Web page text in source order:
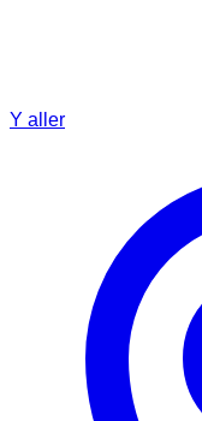
Y aller